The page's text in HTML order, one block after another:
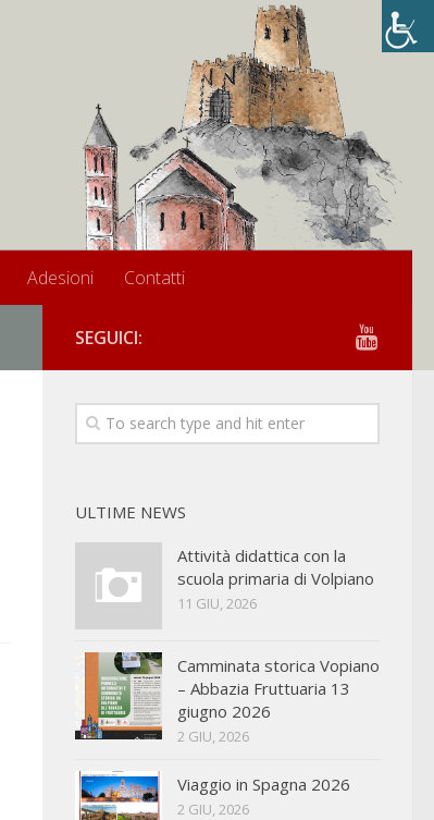
Adesioni Contatti
SEGUICI:
ULTIME NEWS
Attività didattica con la
scuola primaria di Volpiano
11 GIU, 2026
Camminata storica Vopiano
– Abbazia Fruttuaria 13
giugno 2026
2 GIU, 2026
Viaggio in Spagna 2026
2 GIU, 2026